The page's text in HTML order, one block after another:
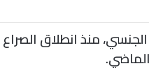
للعنف الجنسي، منذ